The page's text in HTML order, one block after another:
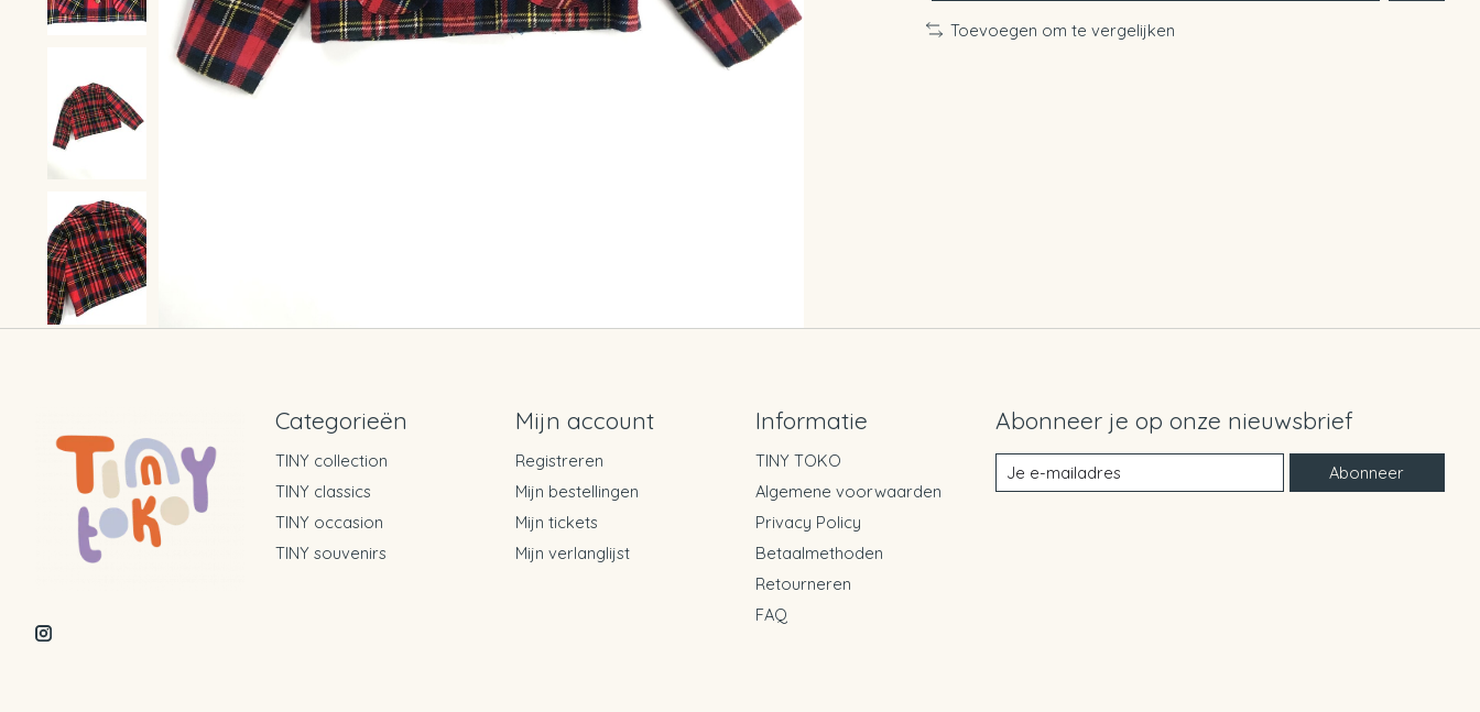
Toevoegen om te vergelijken
Categorieën
TINY collection
TINY classics
TINY occasion
TINY souvenirs
Mijn account
Registreren
Mijn bestellingen
Mijn tickets
Mijn verlanglijst
Informatie
TINY TOKO
Algemene voorwaarden
Privacy Policy
Betaalmethoden
Retourneren
FAQ
Abonneer je op onze nieuwsbrief
Abonneer